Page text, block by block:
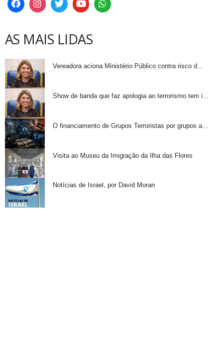
AS MAIS LIDAS
Vereadora aciona Ministério Público contra risco d...
Show de banda que faz apologia ao terrorismo tem i...
O financiamento de Grupos Terroristas por grupos a...
Visita ao Museu da Imigração da Ilha das Flores
Notícias de Israel, por David Moran